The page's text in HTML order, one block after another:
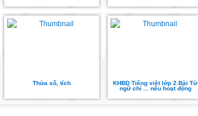
Thừa số, tích
KHBD Tiếng việt lớp 2.Bài Từ
ngữ chỉ ... nêu hoạt động